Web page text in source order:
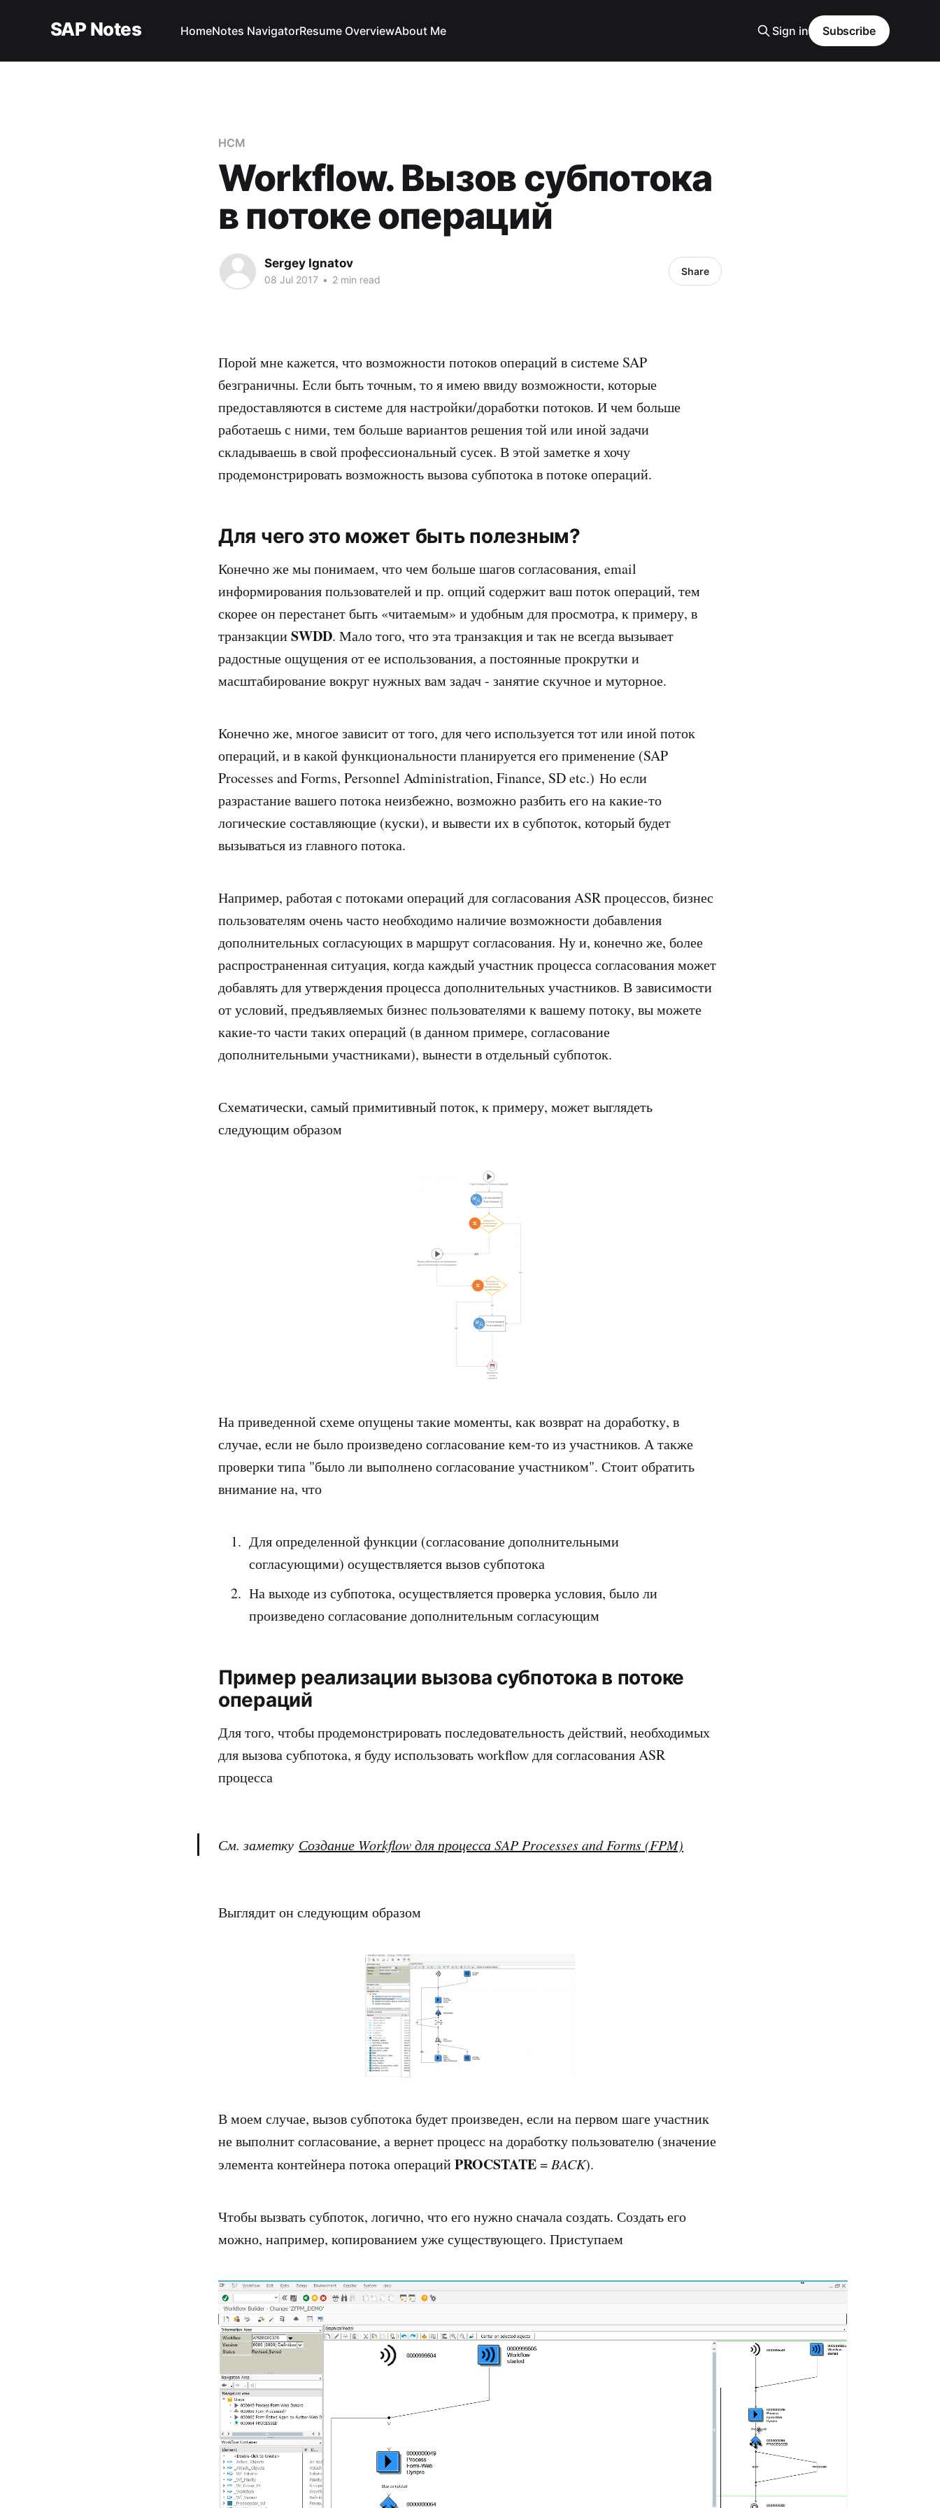
SAP Notes HomeNotes NavigatorResume OverviewAbout Me Sign in Subscribe
HCM
Workflow. Вызов субпотока
в потоке операций
Sergey Ignatov
08 Jul 2017 • 2 min read
Share
Порой мне кажется, что возможности потоков операций в системе SAP
безграничны. Если быть точным, то я имею ввиду возможности, которые
предоставляются в системе для настройки/доработки потоков. И чем больше
работаешь с ними, тем больше вариантов решения той или иной задачи
складываешь в свой профессиональный сусек. В этой заметке я хочу
продемонстрировать возможность вызова субпотока в потоке операций.
Для чего это может быть полезным?
Конечно же мы понимаем, что чем больше шагов согласования, email
информирования пользователей и пр. опций содержит ваш поток операций, тем
скорее он перестанет быть «читаемым» и удобным для просмотра, к примеру, в
транзакцииSWDD. Мало того, что эта транзакция и так не всегда вызывает
радостные ощущения от ее использования, а постоянные прокрутки и
масштабирование вокруг нужных вам задач - занятие скучное и муторное.
Конечно же, многое зависит от того, для чего используется тот или иной поток
операций, и в какой функциональности планируется его применение (SAP
Processes and Forms, Personnel Administration, Finance, SD etc.) Но если
разрастание вашего потока неизбежно, возможно разбить его на какие-то
логические составляющие (куски), и вывести их в субпоток, который будет
вызываться из главного потока.
Например, работая с потоками операций для согласования ASR процессов, бизнес
пользователям очень часто необходимо наличие возможности добавления
дополнительных согласующих в маршрут согласования. Ну и, конечно же, более
распространенная ситуация, когда каждый участник процесса согласования может
добавлять для утверждения процесса дополнительных участников. В зависимости
от условий, предъявляемых бизнес пользователями к вашему потоку, вы можете
какие-то части таких операций (в данном примере, согласование
дополнительными участниками), вынести в отдельный субпоток.
Схематически, самый примитивный поток, к примеру, может выглядеть
следующим образом
На приведенной схеме опущены такие моменты, как возврат на доработку, в
случае, если не было произведено согласование кем-то из участников. А также
проверки типа "было ли выполнено согласование участником". Стоит обратить
внимание на, что
Для определенной функции (согласование дополнительными
согласующими) осуществляется вызов субпотока
На выходе из субпотока, осуществляется проверка условия, было ли
произведено согласование дополнительным согласующим
Пример реализации вызова субпотока в потоке
операций
Для того, чтобы продемонстрировать последовательность действий, необходимых
для вызова субпотока, я буду использовать workflow для согласования ASR
процесса
См. заметку Создание Workflow для процесса SAP Processes and Forms (FPM)
Выглядит он следующим образом
В моем случае, вызов субпотока будет произведен, если на первом шаге участник
не выполнит согласование, а вернет процесс на доработку пользователю (значение
элемента контейнера потока операцийPROCSTATE= BACK).
Чтобы вызвать субпоток, логично, что его нужно сначала создать. Создать его
можно, например, копированием уже существующего. Приступаем